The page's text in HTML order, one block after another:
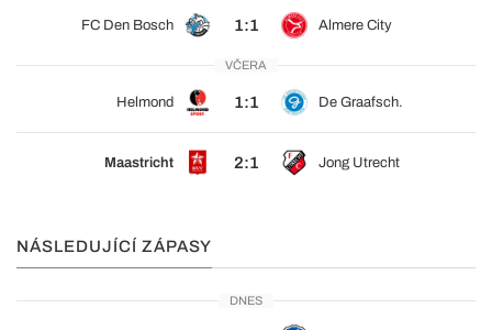
FC Den Bosch 1:1 Almere City
VČERA
Helmond 1:1 De Graafsch.
Maastricht 2:1 Jong Utrecht
NÁSLEDUJÍCÍ ZÁPASY
DNES